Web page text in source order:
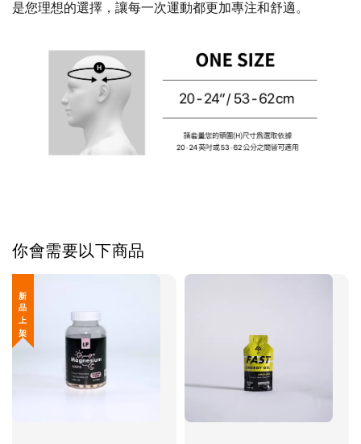
是您理想的選擇，讓每一次運動都更加專注和舒適。
你會需要以下商品
新 品 上 架